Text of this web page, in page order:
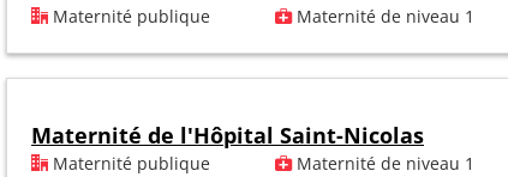
Maternité publique Maternité de niveau 1
Maternité de l'Hôpital Saint-Nicolas
Maternité publique Maternité de niveau 1